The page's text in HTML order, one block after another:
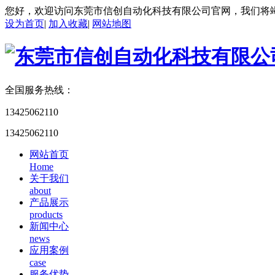
您好，欢迎访问东莞市信创自动化科技有限公司官网，我们将
设为首页| 加入收藏| 网站地图
全国服务热线：
13425062110
13425062110
网站首页
Home
关于我们
about
产品展示
products
新闻中心
news
应用案例
case